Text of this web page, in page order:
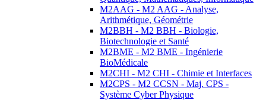
M2AAG - M2 AAG - Analyse,
Arithmétique, Géométrie
M2BBH - M2 BBH - Biologie,
Biotechnologie et Santé
M2BME - M2 BME - Ingénierie
BioMédicale
M2CHI - M2 CHI - Chimie et Interfaces
M2CPS - M2 CCSN - Maj. CPS -
Système Cyber Physique